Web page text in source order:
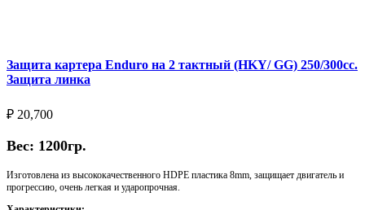
Защита картера Enduro на 2 тактный (HKY/ GG) 250/300cc.
Защита линка
₽ 20,700
Вес: 1200гр.
Изготовлена из высококачественного HDPE пластика 8mm, защищает двигатель и
прогрессию, очень легкая и ударопрочная.